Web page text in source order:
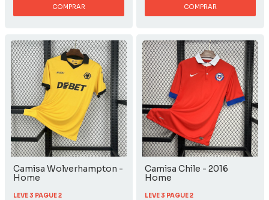
COMPRAR COMPRAR
Camisa Wolverhampton -
Home
LEVE 3 PAGUE 2
Camisa Chile - 2016
Home
LEVE 3 PAGUE 2